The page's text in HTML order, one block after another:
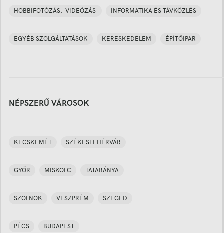
HOBBIFOTÓZÁS, -VIDEÓZÁS INFORMATIKA ÉS TÁVKÖZLÉS
EGYÉB SZOLGÁLTATÁSOK KERESKEDELEM ÉPÍTŐIPAR
NÉPSZERŰ VÁROSOK
KECSKEMÉT SZÉKESFEHÉRVÁR
GYŐR MISKOLC TATABÁNYA
SZOLNOK VESZPRÉM SZEGED
PÉCS BUDAPEST